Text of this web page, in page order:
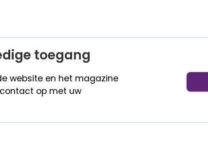
toegang
website en het magazine
op met uw